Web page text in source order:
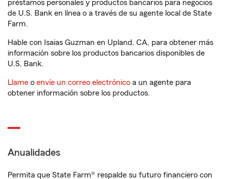
préstamos personales y productos bancarios para negocios
de U.S. Bank en línea o a través de su agente local de State
Farm.
Hable con Isaias Guzman en Upland, CA, para obtener más
información sobre los productos bancarios disponibles de
U.S. Bank.
Llame o envíe un correo electrónico a un agente para
obtener información sobre los productos.
Anualidades
Permita que State Farm® respalde su futuro financiero con